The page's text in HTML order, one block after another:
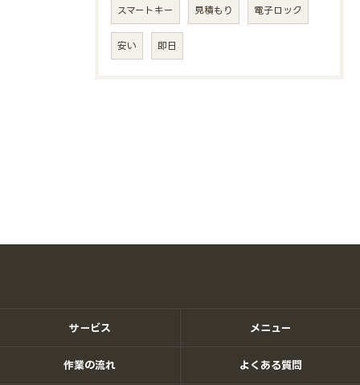
スマートキー 見積もり 電子ロック
安い 即日
サービス メニュー
作業の流れ よくある質問